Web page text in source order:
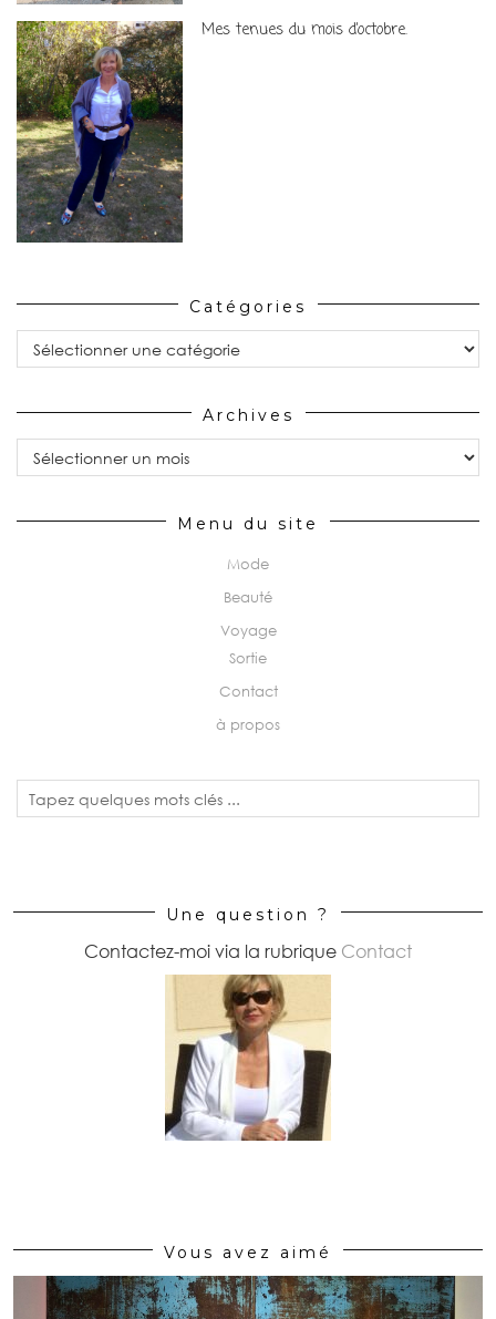
Mes tenues du mois d’octobre.
Catégories
Catégories
Archives
Archives
Menu du site
Mode
Beauté
Voyage
Sortie
Contact
à propos
Une question ?
Contactez-moi via la rubrique Contact
Vous avez aimé